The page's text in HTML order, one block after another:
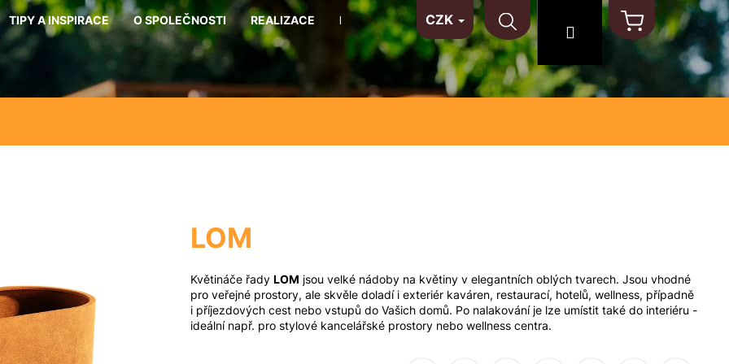
TIPY A INSPIRACE O SPOLEČNOSTI REALIZACE KONTAKT NA MÍRU MATERIÁLY
CZK
Hledat PřihlášeníNákupní
košík
LOM
Květináče řady LOM jsou velké nádoby na květiny v elegantních oblých tvarech. Jsou vhodné
pro veřejné prostory, ale skvěle doladí i exteriér kaváren, restaurací, hotelů, wellness, případně
i příjezdových cest nebo vstupů do Vašich domů. Po nalakování je lze umístit také do interiéru -
ideální např. pro stylové kancelářské prostory nebo wellness centra.
Co potřebujete najít?
Hledat